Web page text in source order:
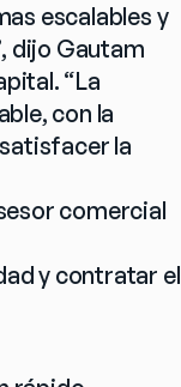
escalables y
dijo Gautam
“La
con la
la
comercial
y contratar el